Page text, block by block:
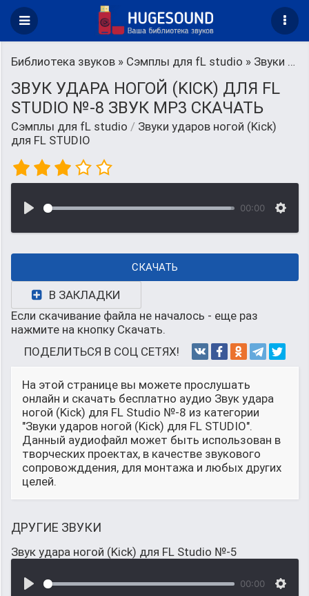
Библиотека звуков » Сэмплы для fL studio » Звуки ударов ногой (Kick) для FL STUDIO
ЗВУК УДАРА НОГОЙ (KICK) ДЛЯ FL
STUDIO №-8 ЗВУК MP3 СКАЧАТЬ
Сэмплы для fL studio / Звуки ударов ногой (Kick)
для FL STUDIO
00:00
СКАЧАТЬ
В ЗАКЛАДКИ
Если скачивание файла не началось - еще раз
нажмите на кнопку Скачать.
ПОДЕЛИТЬСЯ В СОЦ СЕТЯХ!
На этой странице вы можете прослушать
онлайн и скачать бесплатно аудио Звук удара
ногой (Kick) для FL Studio №-8 из категории
"Звуки ударов ногой (Kick) для FL STUDIO".
Данный аудиофайл может быть использован в
творческих проектах, в качестве звукового
сопровожддения, для монтажа и любых других
целей.
ДРУГИЕ ЗВУКИ
Звук удара ногой (Kick) для FL Studio №-5
00:00